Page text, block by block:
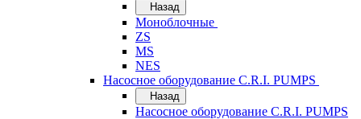
Назад
Моноблочные
ZS
MS
NES
Насосное оборудование C.R.I. PUMPS
Назад
Насосное оборудование C.R.I. PUMPS